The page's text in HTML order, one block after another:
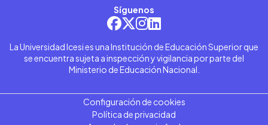
Síguenos
La Universidad Icesi es una Institución de Educación Superior que
se encuentra sujeta a inspección y vigilancia por parte del
Ministerio de Educación Nacional.
Configuración de cookies
Política de privacidad